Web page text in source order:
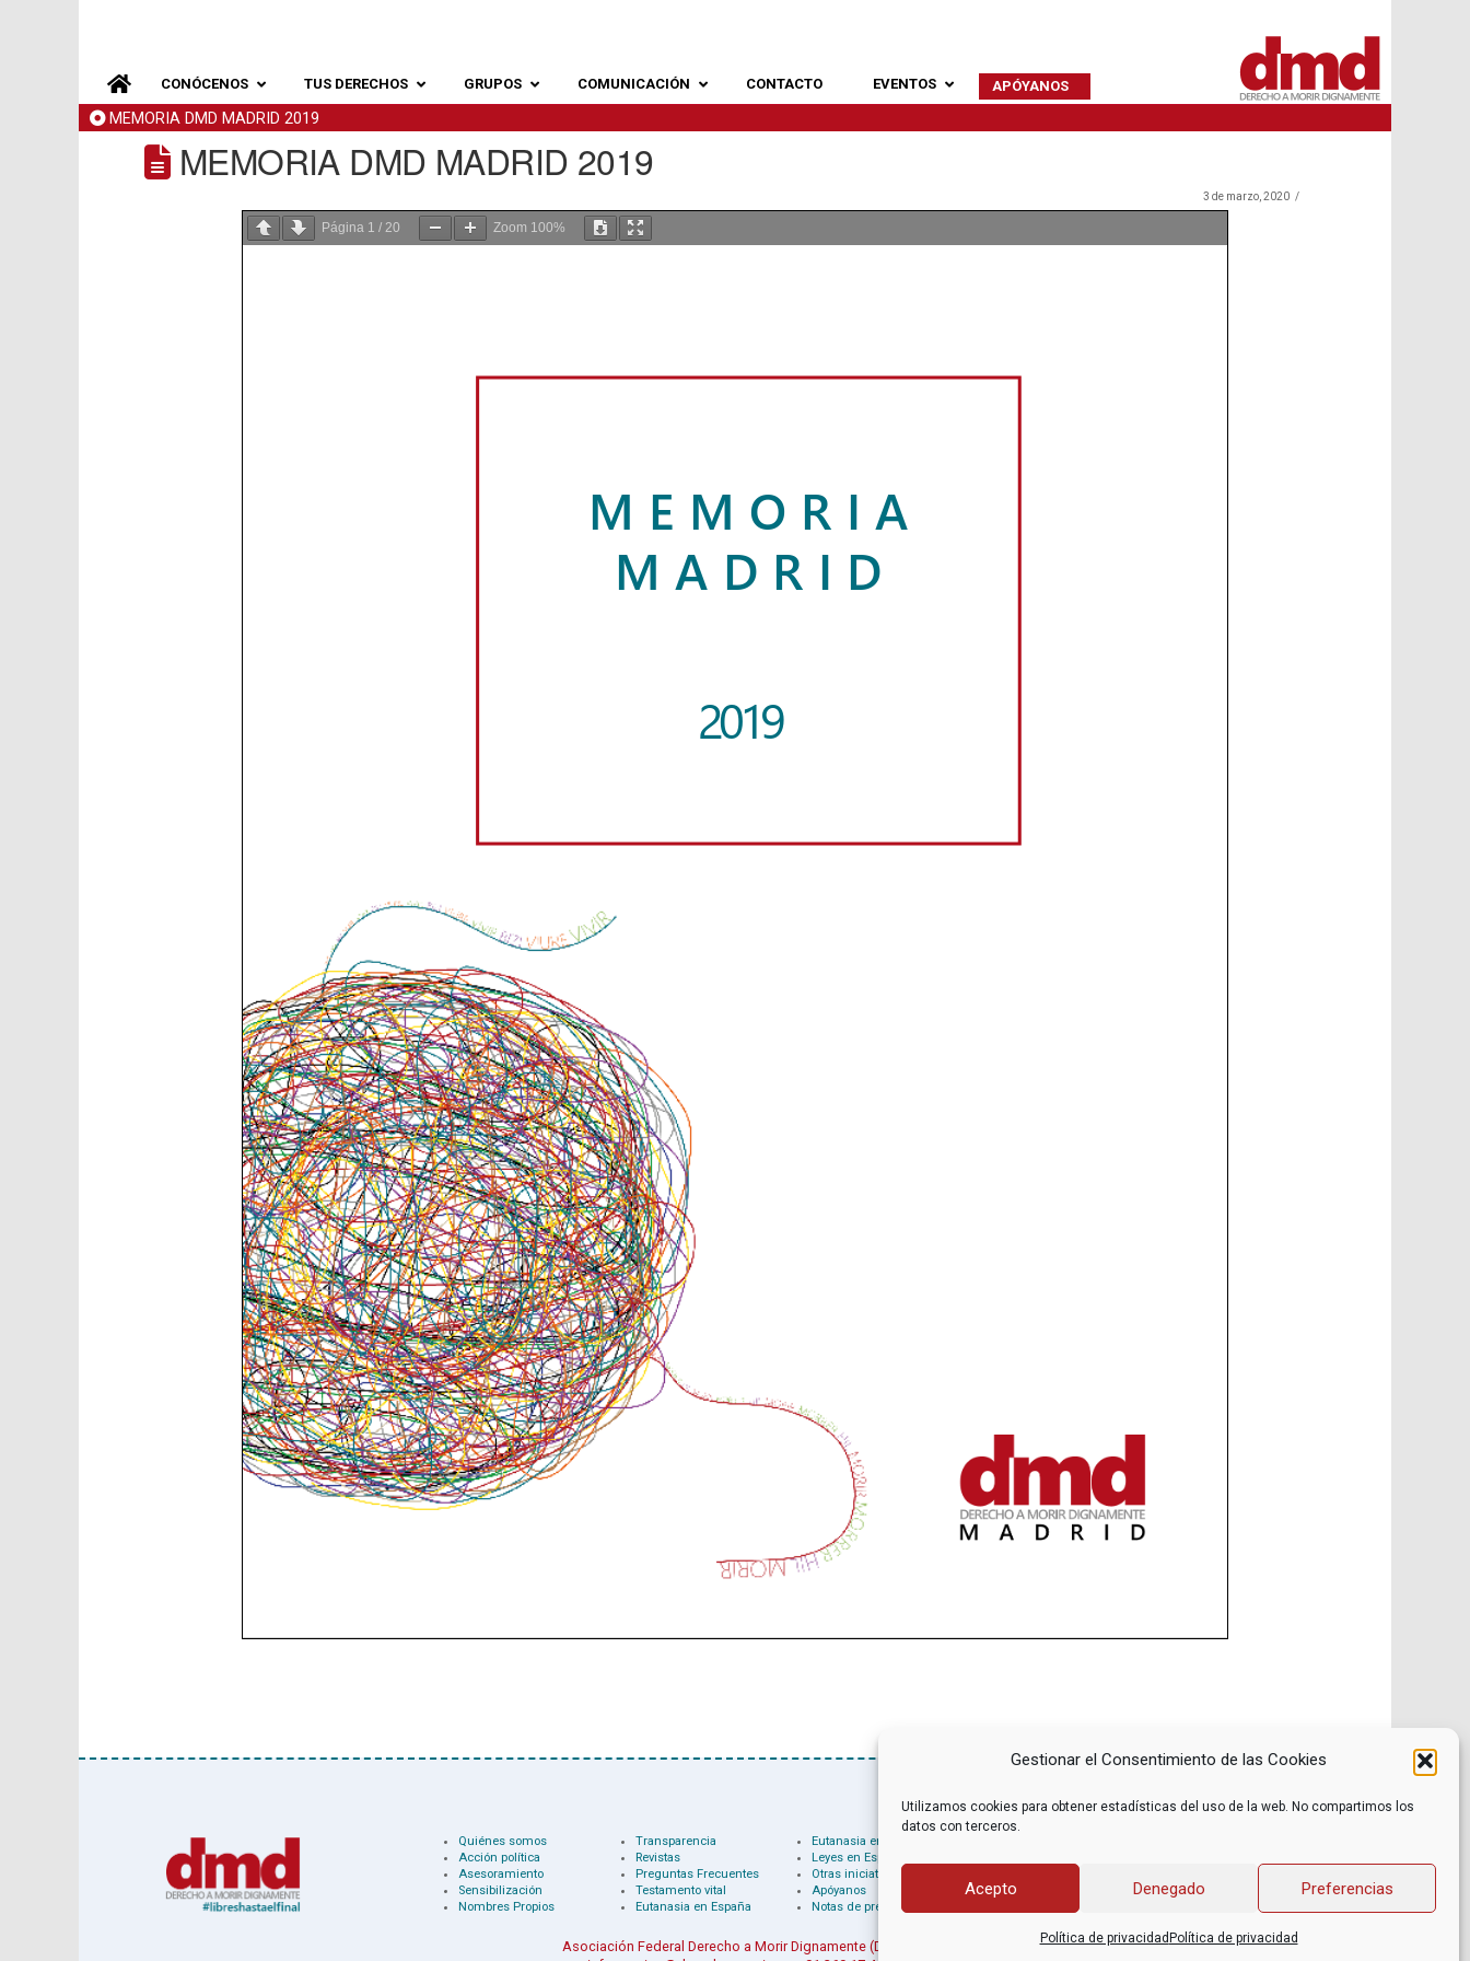
Gestionar el Consentimiento de las Cookies
Utilizamos cookies para obtener estadísticas del uso de la web. No compartimos los
datos con terceros.
Acepto Denegado Preferencias
Política de privacidad Política de privacidad
CONÓCENOS TUS DERECHOS GRUPOS COMUNICACIÓN CONTACTO EVENTOS APÓYANOS
MEMORIA DMD MADRID 2019
MEMORIA DMD MADRID 2019
3 de marzo, 2020
Página 1 / 20 Zoom 100%
Quiénes somos
Acción política
Asesoramiento
Sensibilización
Nombres Propios
Transparencia
Revistas
Preguntas Frecuentes
Testamento vital
Eutanasia en España
Eutanasia en el mundo
Leyes en España
Otras iniciativas
Apóyanos
Notas de prensa
Libros recomendados
Películas recomendadas
Facebook
Asociación Federal Derecho a Morir Dignamente (DMD)